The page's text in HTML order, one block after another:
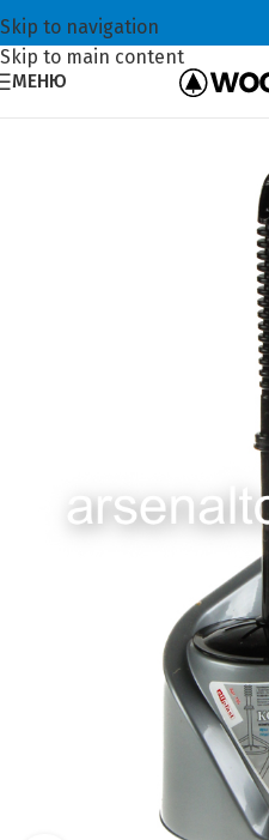
Skip to navigation
Skip to main content
МЕНЮ